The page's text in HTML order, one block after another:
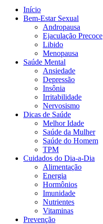
Início
Bem-Estar Sexual
Andropausa
Ejaculação Precoce
Libido
Menopausa
Saúde Mental
Ansiedade
Depressão
Insônia
Irritabilidade
Nervosismo
Dicas de Saúde
Melhor Idade
Saúde da Mulher
Saúde do Homem
TPM
Cuidados do Dia-a-Dia
Alimentação
Energia
Hormônios
Imunidade
Nutrientes
Vitaminas
Prevenção